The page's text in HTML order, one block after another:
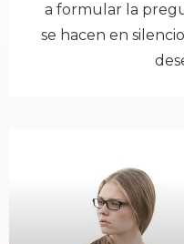
a formular la
se hacen en